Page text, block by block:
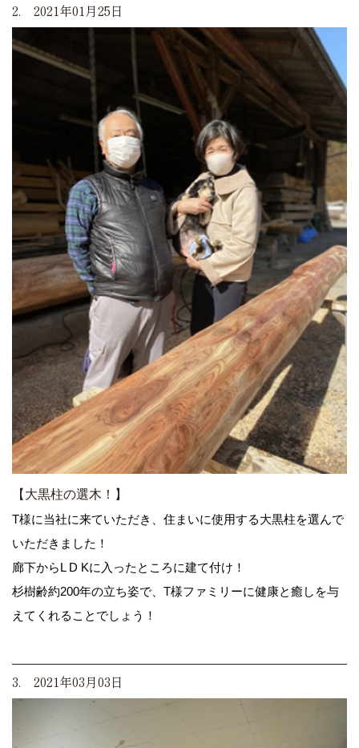
2. 2021年01月25日
【大黒柱の選木！】
T様に当社に来ていただき、住まいに使用する大黒柱を選んで
いただきました！
廊下からL D Kに入ったところに建て付け！
杉樹齢約200年の立ち姿で、T様ファミリーに健康と癒しを与
えてくれることでしょう！
3. 2021年03月03日